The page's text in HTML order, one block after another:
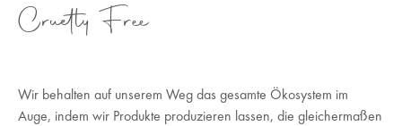
Cruetly Free
Wir behalten auf unserem Weg das gesamte Ökosystem im
Auge, indem wir Produkte produzieren lassen, die gleichermaßen